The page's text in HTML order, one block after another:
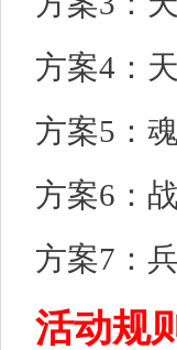
方案4：
方案5：
方案6：
方案7：
活动规